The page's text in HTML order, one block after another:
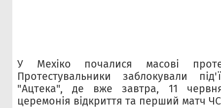
У Мехіко почалися масові
Протестувальники заблокували
"Ацтека", де вже завтра, 11
церемонія відкриття та перший матч